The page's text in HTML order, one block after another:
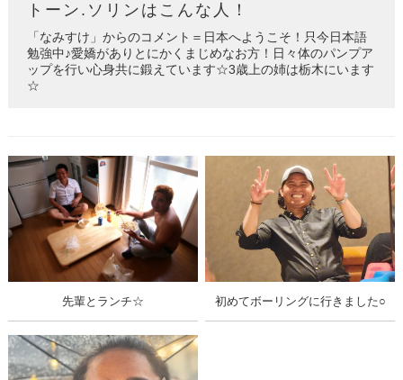
トーン.ソリンはこんな人！
「なみすけ」からのコメント＝日本へようこそ！只今日本語
勉強中♪愛嬌がありとにかくまじめなお方！日々体のパンプア
ップを行い心身共に鍛えています☆3歳上の姉は栃木にいます
☆
先輩とランチ☆ 初めてボーリングに行きました○